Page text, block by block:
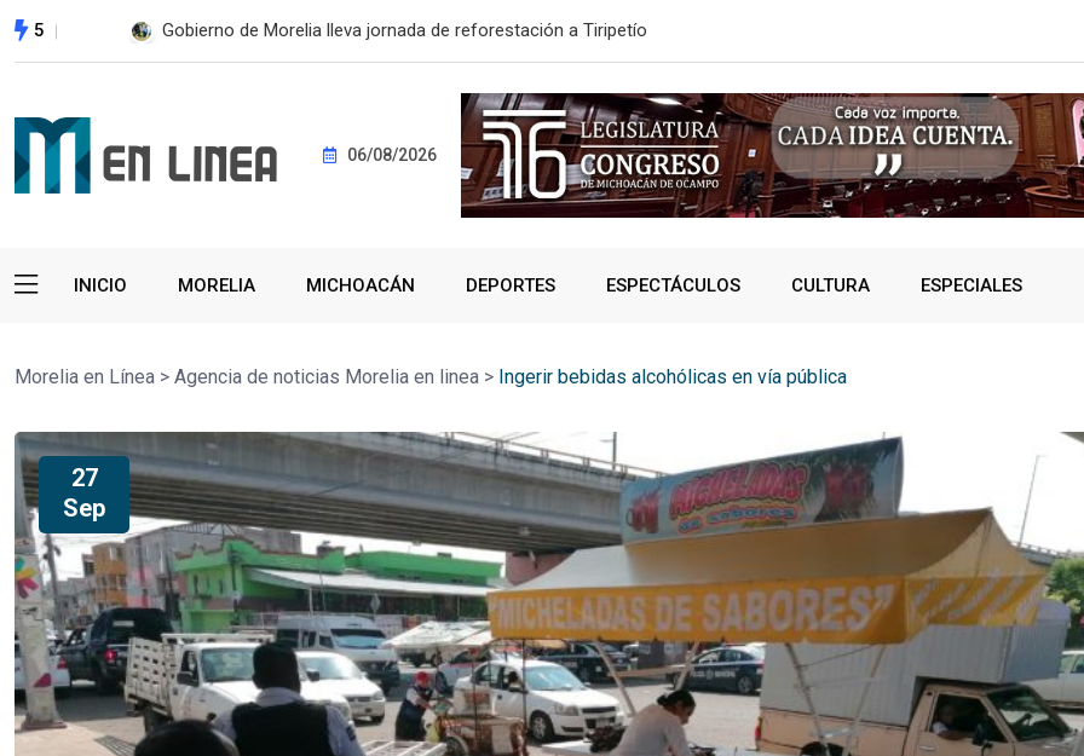
5 ESTE MIÉRCOLES, UMSNH LANZA TERCERA CONVOCATORIA DE NUEVO INGRESO
06/08/2026
INICIO MORELIA MICHOACÁN DEPORTES ESPECTÁCULOS CULTURA ESPECIALES
Morelia en Línea > Agencia de noticias Morelia en linea > Ingerir bebidas alcohólicas en vía pública
27
Sep